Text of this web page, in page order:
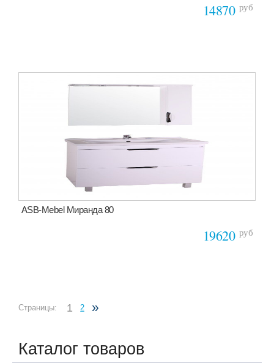
Каталог товаров
14870 руб
ASB-Mebel Миранда 80
19620 руб
Страницы: 1 2 »